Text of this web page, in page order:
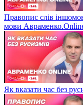
Правопис слів
мови
Як вказати час без